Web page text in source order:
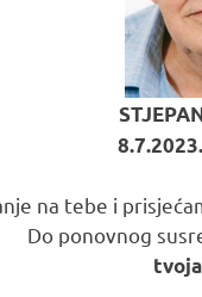
na tebe i
Do ponovnog